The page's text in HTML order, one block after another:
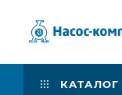
КАТАЛОГ